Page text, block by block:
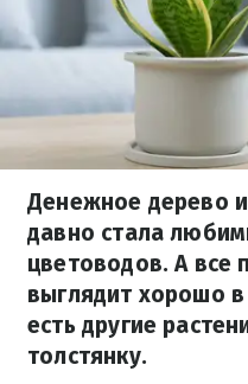
Денежное дерево
давно стала
цветоводов. А все
выглядит хорошо
есть другие
толстянку.